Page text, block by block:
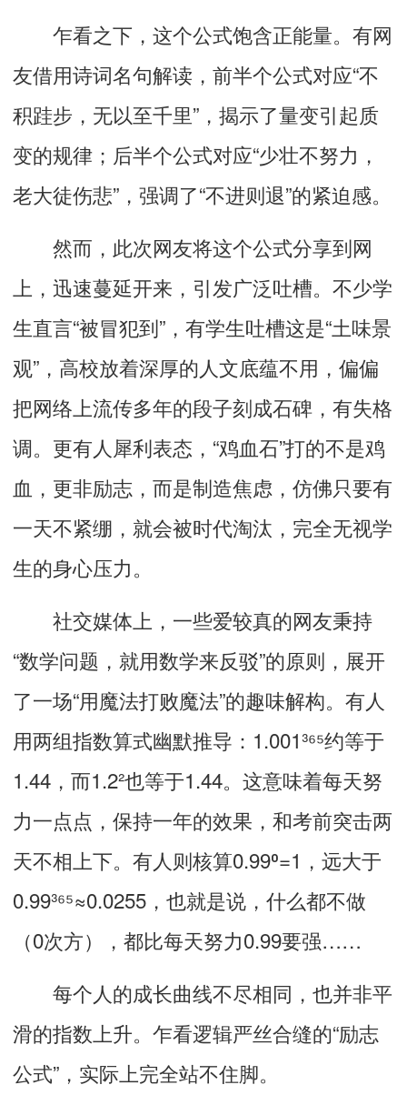
乍看之下，这个公式饱含正能量。有网
友借用诗词名句解读，前半个公式对应“不
积跬步，无以至千里”，揭示了量变引起质
变的规律；后半个公式对应“少壮不努力，
老大徒伤悲”，强调了“不进则退”的紧迫感。
然而，此次网友将这个公式分享到网
上，迅速蔓延开来，引发广泛吐槽。 不少学
生直言“被冒犯到”，有学生吐槽这是“土味景
观”，高校放着深厚的人文底蕴不用，偏偏
把网络上流传多年的段子刻成石碑， 有失格
调。更有人犀利表态，“鸡血石”打的不是鸡
血，更非励志，而是制造焦虑，仿佛只要有
一天不紧绷，就会被时代淘汰，完全无视学
生的身心压力。
社交媒体上，一些爱较真的网友秉持
“数学问题，就用数学来反驳”的原则，展开
了一场“用魔法打败魔法”的趣味解构。 有人
用两组指数算式幽默推导 ：1.001³⁶⁵约等于
1.44，而1.2²也等于1.44。这意味着每天努
力一点点，保持一年的效果，和考前突击两
天不相上下。 有人则核算0.99⁰=1 ，远大于
0.99³⁶⁵≈0.0255 ，也就是说，什么都不做
（0次方），都比每天努力0.99要强……
每个人的成长曲线不尽相同，也并非平
滑的指数上升。 乍看逻辑严丝合缝的“励志
公式”，实际上完全站不住脚。